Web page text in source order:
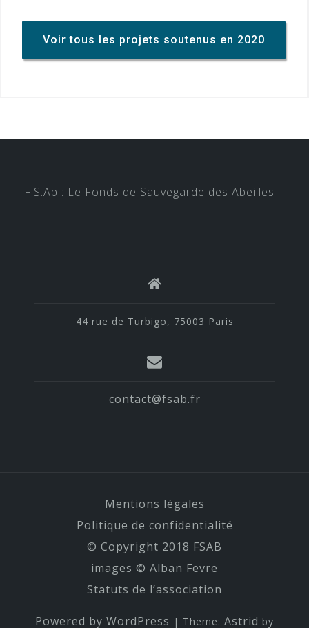
Voir tous les projets soutenus en 2020
F.S.Ab : Le Fonds de Sauvegarde des Abeilles
44 rue de Turbigo, 75003 Paris
contact@fsab.fr
Mentions légales
Politique de confidentialité
© Copyright 2018 FSAB
images © Alban Fevre
Statuts de l’association
Powered by WordPress | Theme: Astrid by